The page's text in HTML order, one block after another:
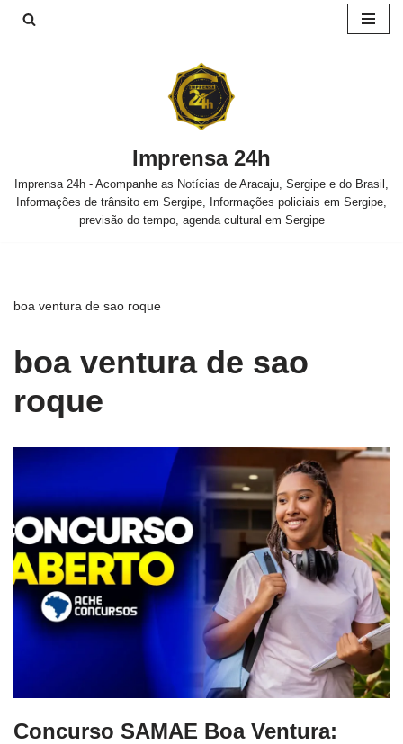
Imprensa 24h
Imprensa 24h - Acompanhe as Notícias de Aracaju, Sergipe e do Brasil,
Informações de trânsito em Sergipe, Informações policiais em Sergipe,
previsão do tempo, agenda cultural em Sergipe
boa ventura de sao roque
boa ventura de sao
roque
Concurso SAMAE Boa Ventura: